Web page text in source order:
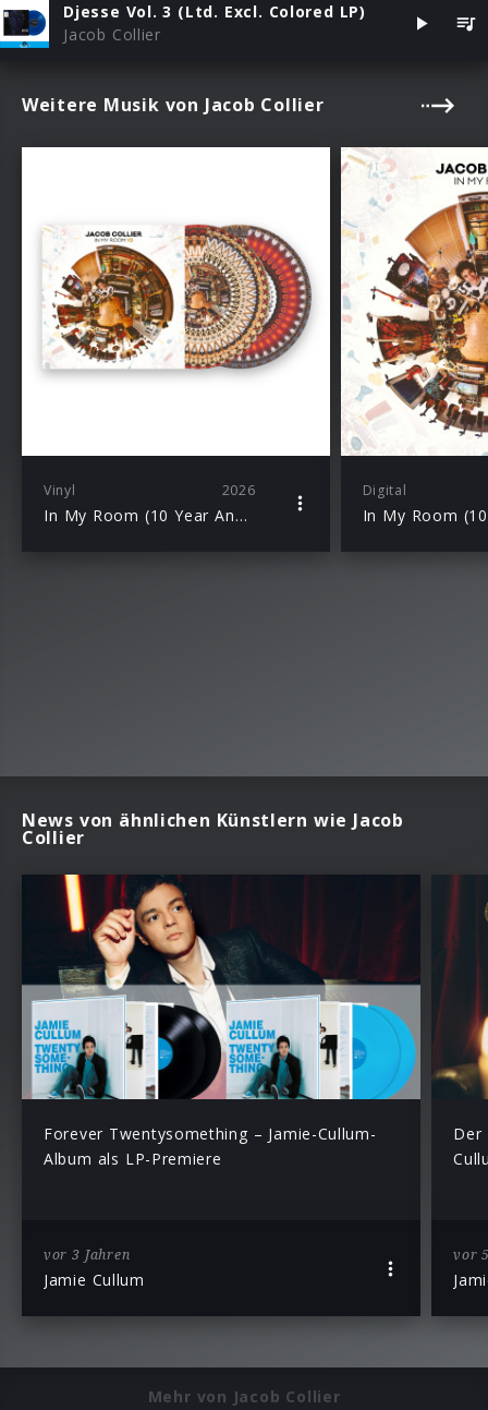
Djesse Vol. 3 (Ltd. Excl. Colored LP)
Jacob Collier
Weitere Musik von Jacob Collier
Vinyl 2026
In My Room (10 Year Anniversary Edition – D2C excl. Zoetrope 2LP)
Digital
News von ähnlichen Künstlern wie Jacob
Collier
Forever Twentysomething – Jamie-Cullum-
Album als LP-Premiere
vor 3 Jahren
Jamie Cullum
Der
vor
Mehr von Jacob Collier